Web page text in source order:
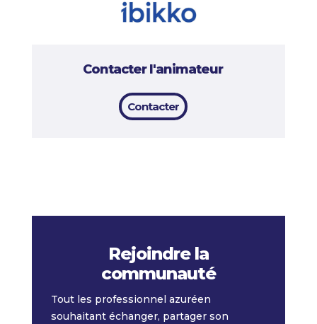
Contacter l'animateur
Contacter
Rejoindre la
communauté
Tout les professionnel azuréen
souhaitant échanger, partager son